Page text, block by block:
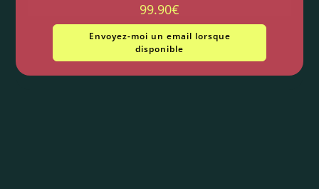
99.90€
Envoyez-moi un email lorsque
disponible